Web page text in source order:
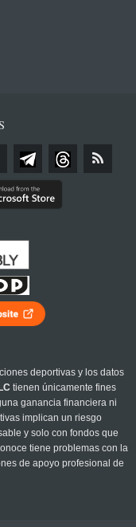
deportivas y los datos
tienen únicamente fines
ganancia financiera ni
implican un riesgo
y solo con fondos que
tiene problemas con la
de apoyo profesional de